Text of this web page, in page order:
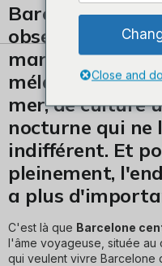
Barcelone n'est
observe de loin.
marche,
mélange
mer, de culture
nocturne qui ne
indifférent. Et
pleinement,
a plus
C'est là que Barcelone
l'âme voyageuse, située
qui veulent vivre Barcelone
Close and